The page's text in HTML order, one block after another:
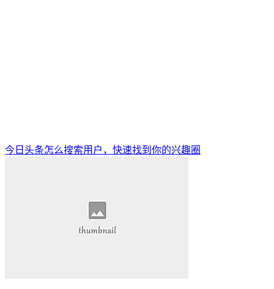
今日头条怎么搜索用户，快速找到你的兴趣圈